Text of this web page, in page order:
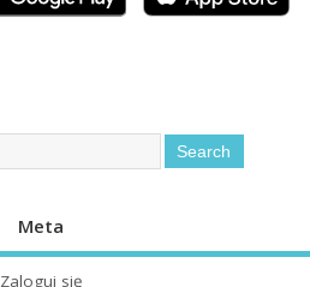
Meta
Zaloguj się